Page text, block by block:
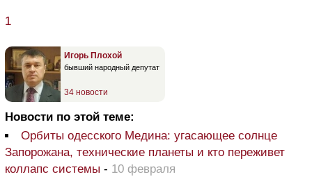
1
Игорь Плохой
бывший народный депутат
34 новости
Новости по этой теме:
Орбиты одесского Медина: угасающее солнце
Запорожана, технические планеты и кто переживет
коллапс системы - 10 февраля